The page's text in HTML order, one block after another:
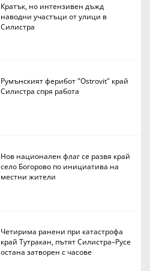
Кратък, но интензивен дъжд
наводни участъци от улици в
Силистра
Румънският ферибот "Ostrovit" край
Силистра спря работа
Нов национален флаг се развя край
село Богорово по инициатива на
местни жители
Четирима ранени при катастрофа
край Тутракан, пътят Силистра–Русе
остана затворен с часове